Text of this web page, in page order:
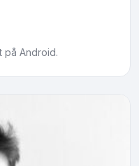
på Android.